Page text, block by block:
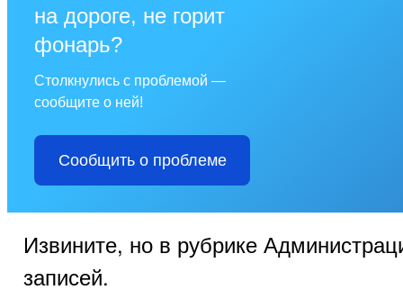
на дороге, не горит
фонарь?
Столкнулись с проблемой —
сообщите о ней!
Сообщить о проблеме
Извините, но в рубрике
записей.